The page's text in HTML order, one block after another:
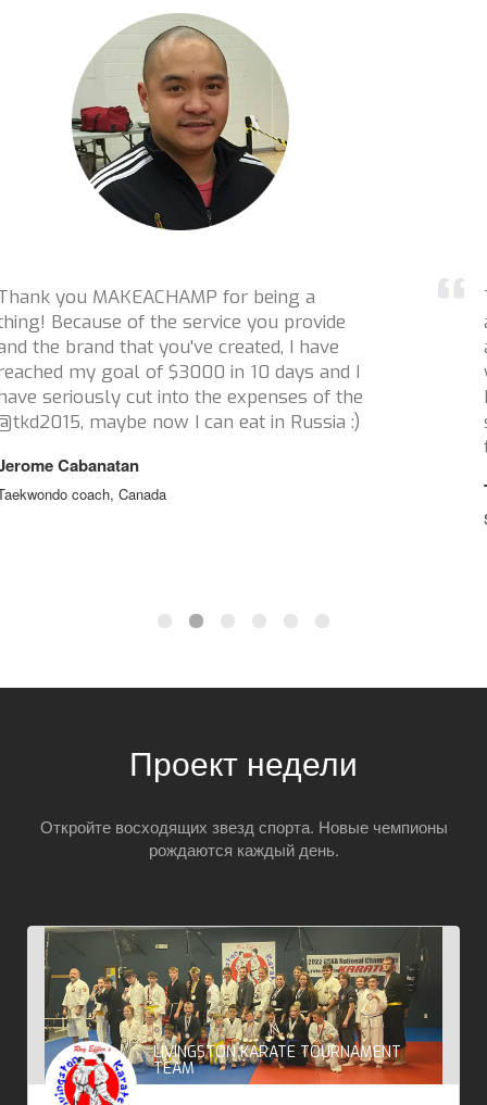
Thanks a million for reaching out to me
and helping with this campaign! I really
appreciate it and love how many athletes
you have supported. You guys are what
helps keep athletes in sport when financial
struggles are a real issue. So thank you
Tristan Tafel
Проект недели
Откройте восходящих звезд спорта. Новые чемпионы
рождаются каждый день.
LIVINGSTON KARATE TOURNAMENT
TEAM